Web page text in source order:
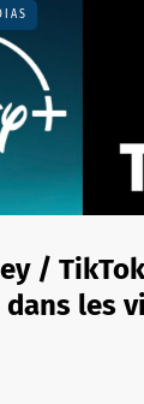
/
les